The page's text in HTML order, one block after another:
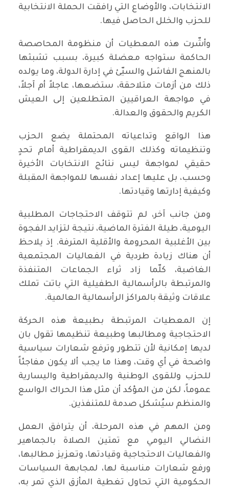
الانتخابات، والأوضاع التي رافقت الحملة الانتخابية
للحزب والخلل الحاصل فيها.
وأشّرت هذه المعطيات أن منظومة المحاصصة
الحاكمة ستواجه معضلة كبيرة، بسبب تشبثها
بالمنهج الفاشل والسيّئ في إدارة الدولة، وما يولده
ذلك من أزمات متلاحقة، ستضعها، عاجلاً أم آجلاً،
في مواجهة العراقيين المتطلعين إلى العيش
الكريم والحقوق والعدالة.
هذا الواقع وتداعياته المحتملة يضع الحزب
وتنظيماته وكذلك القوى الديمقراطية أمام تحدٍ
حقيقي لمواجهة ليس نتائج الانتخابات الأخيرة
وحسب، بل عليها إعداد نفسها للمواجهة المقبلة
وكيفية إدارتها وقيادتها.
ومن جانب آخر، لم تتوقف الاحتجاجات المطلبية
اليومية، طيلة الفترة الماضية، نتيجة لتزايد الفجوة
بين الأغلبية المحرومة والأقلية المترفة. إذ يلاحظ
أن هناك زيادة طردية في الفعاليات المجتمعية
الغاضبة، كلّما زاد ثراء الجماعات المتنفذة
والمرتبطة بالرأسمالية الطفيلية التي باتت تملك
علاقات وثيقة بالمراكز الرأسمالية العالمية.
إن المعطيات المرتبطة بطبيعة هذه الحركة
الاحتجاجية ومطالبها وطبيعة تنظيمها تقول بان
لديها إمكانية لأن تتطور وترفع شعارات سياسية
واضحة في أي وقت، وهذا ما يجب ألا يكون مفاجئاً
للحزب وللقوى الوطنية والديمقراطية واليسارية
عموماً، لكن من المؤكد أن مثل هذا الحراك الواسع
والمنظم سيُشكل صدمة للمتنفذين.
ومن المهم في هذه المرحلة، أن يترافق العمل
النضالي اليومي مع تمتين الصلاة بالجماهير
والفعاليات الاحتجاجية وقيادتها، وتعزيز مطالبها،
ورفع شعارات مناسبة لها، لمجابهة السياسات
الحكومية التي تحاول تغطية المأزق الذي تمر به،